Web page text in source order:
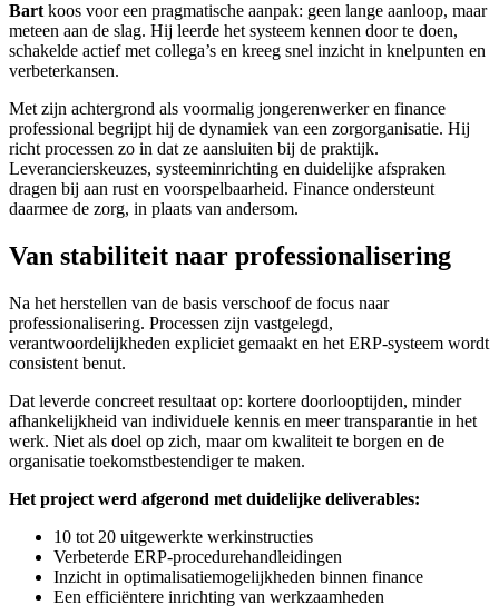
Bart koos voor een pragmatische aanpak: geen lange aanloop, maar
meteen aan de slag. Hij leerde het systeem kennen door te doen,
schakelde actief met collega’s en kreeg snel inzicht in knelpunten en
verbeterkansen.
Met zijn achtergrond als voormalig jongerenwerker en finance
professional begrijpt hij de dynamiek van een zorgorganisatie. Hij
richt processen zo in dat ze aansluiten bij de praktijk.
Leverancierskeuzes, systeeminrichting en duidelijke afspraken
dragen bij aan rust en voorspelbaarheid. Finance ondersteunt
daarmee de zorg, in plaats van andersom.
Van stabiliteit naar professionalisering
Na het herstellen van de basis verschoof de focus naar
professionalisering. Processen zijn vastgelegd,
verantwoordelijkheden expliciet gemaakt en het ERP-systeem wordt
consistent benut.
Dat leverde concreet resultaat op: kortere doorlooptijden, minder
afhankelijkheid van individuele kennis en meer transparantie in het
werk. Niet als doel op zich, maar om kwaliteit te borgen en de
organisatie toekomstbestendiger te maken.
Het project werd afgerond met duidelijke deliverables:
10 tot 20 uitgewerkte werkinstructies
Verbeterde ERP-procedurehandleidingen
Inzicht in optimalisatiemogelijkheden binnen finance
Een efficiëntere inrichting van werkzaamheden